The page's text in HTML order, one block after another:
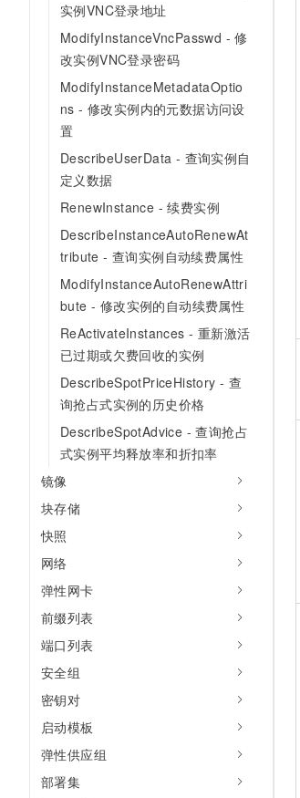
实例VNC登录地址
ModifyInstanceVncPasswd - 修
改实例VNC登录密码
ModifyInstanceMetadataOptio
ns - 修改实例内的元数据访问设
置
DescribeUserData - 查询实例自
定义数据
RenewInstance - 续费实例
DescribeInstanceAutoRenewAt
tribute - 查询实例自动续费属性
ModifyInstanceAutoRenewAttri
bute - 修改实例的自动续费属性
ReActivateInstances - 重新激活
已过期或欠费回收的实例
DescribeSpotPriceHistory - 查
询抢占式实例的历史价格
DescribeSpotAdvice - 查询抢占
式实例平均释放率和折扣率
镜像
块存储
快照
网络
弹性网卡
前缀列表
端口列表
安全组
密钥对
启动模板
弹性供应组
部署集